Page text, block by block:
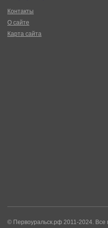
Контакты
О сайте
Карта сайта
© Первоуральск.рф 2011-2024. Все